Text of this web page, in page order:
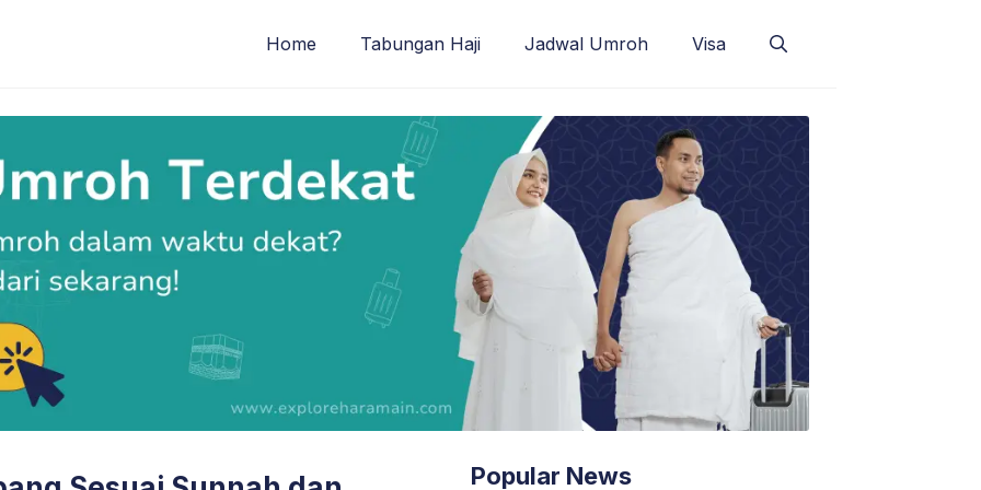
Home Tabungan Haji Jadwal Umroh Visa
Popular News